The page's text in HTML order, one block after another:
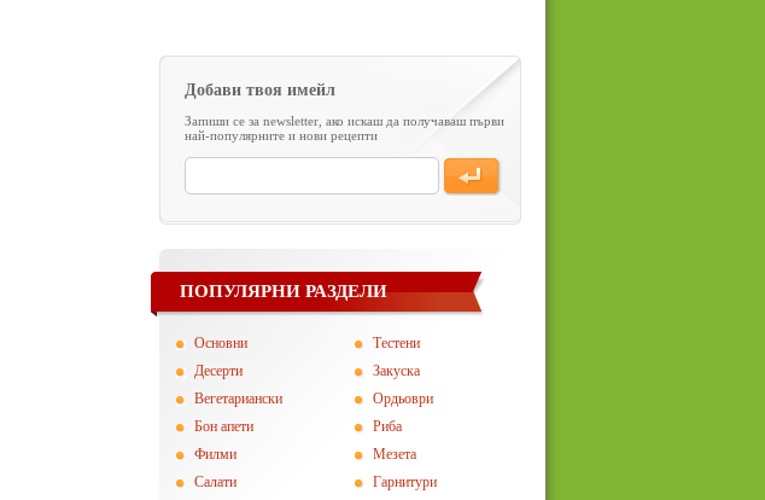
Добави твоя имейл
Запиши се за newsletter, ако искаш да получаваш първи
най-популярните и нови рецепти
ПОПУЛЯРНИ РАЗДЕЛИ
Основни
Тестени
Десерти
Закуска
Вегeтариански
Ордьоври
Бон апети
Риба
Филми
Мезета
Салати
Гарнитури